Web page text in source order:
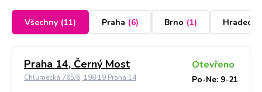
Všechny (11) Praha (6) Brno (1) Hradec
Praha 14, Černý Most
Chlumecká 765/6, 198 19 Praha 14
Otevřeno
Po-Ne: 9-21